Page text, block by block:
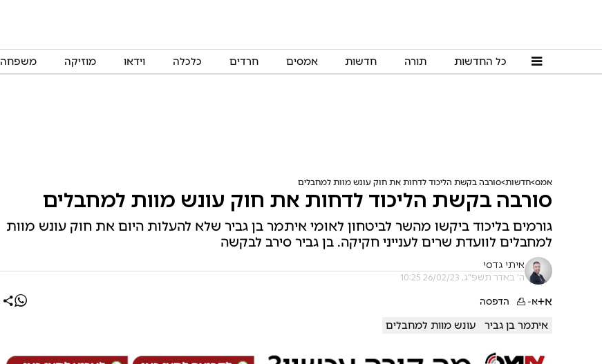
כל החדשות תורה חדשות אמסים חרדים כלכלה וידאו מוזיקה משפחה
אמס חדשות סורבה בקשת הליכוד לדחות את חוק עונש מוות למחבלים
סורבה בקשת הליכוד לדחות את חוק עונש מוות למחבלים
גורמים בליכוד ביקשו מהשר לביטחון לאומי איתמר בן גביר שלא להעלות היום את חוק עונש מוות
למחבלים לוועדת שרים לענייני חקיקה. בן גביר סירב לבקשה
איתי גדסי
ה' באדר תשפ"ג, 26/02/23 10:25
א+א- הדפסה
איתמר בן גביר עונש מוות למחבלים